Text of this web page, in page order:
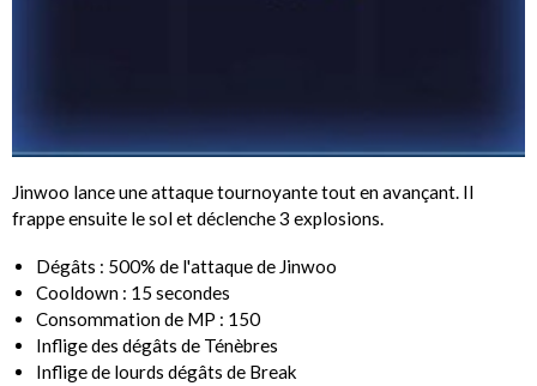
Jinwoo lance une attaque tournoyante tout en avançant. Il
frappe ensuite le sol et déclenche 3 explosions.
Dégâts : 500% de l'attaque de Jinwoo
Cooldown : 15 secondes
Consommation de MP : 150
Inflige des dégâts de Ténèbres
Inflige de lourds dégâts de Break